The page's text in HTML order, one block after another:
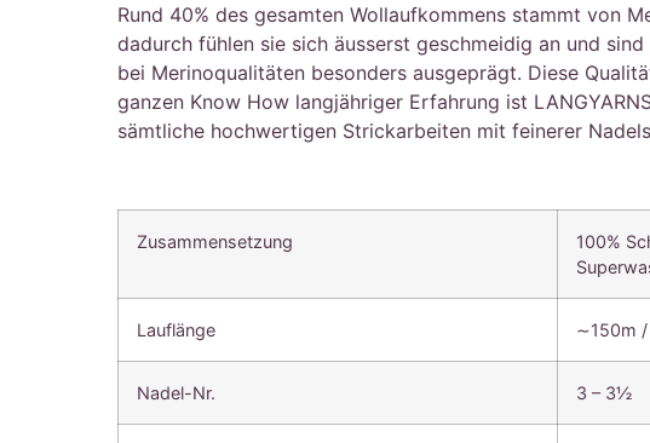
Rund 40% des gesamten Wollaufkommens stammt von
dadurch fühlen sie sich äusserst geschmeidig an und
bei Merinoqualitäten besonders ausgeprägt. Diese
ganzen Know How langjähriger Erfahrung ist
sämtliche hochwertigen Strickarbeiten mit feinerer
Zusammensetzung
100%
Lauflänge ∼150m
Nadel-Nr. 3 – 3½